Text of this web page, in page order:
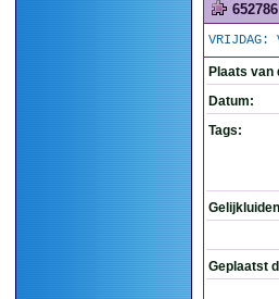
652786
VRIJDAG:
Plaats van
Datum:
Tags:
Geplaatst